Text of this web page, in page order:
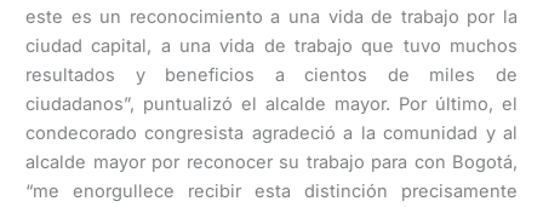
este es un reconocimiento a una vida de trabajo por la
ciudad capital, a una vida de trabajo que tuvo muchos
resultados y beneficios a cientos de miles de
ciudadanos”, puntualizó el alcalde mayor. Por último, el
condecorado congresista agradeció a la comunidad y al
alcalde mayor por reconocer su trabajo para con Bogotá,
“me enorgullece recibir esta distinción precisamente